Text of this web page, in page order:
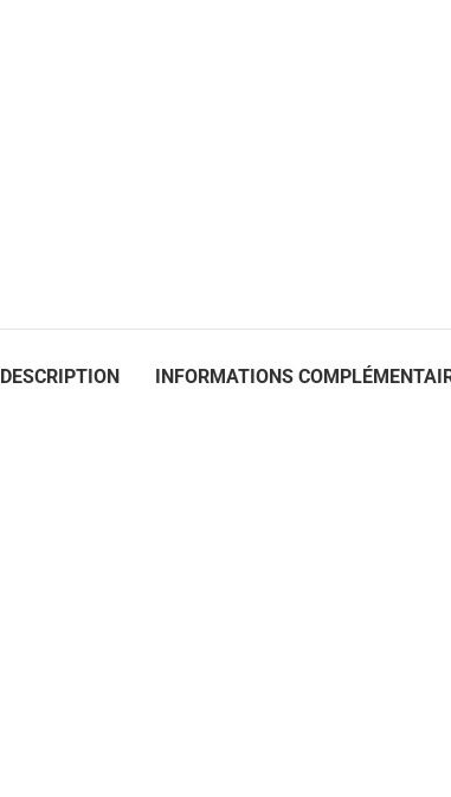
DESCRIPTION INFORMATIONS